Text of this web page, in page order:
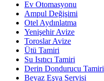
Ev Otomasyonu
Ampul Değişimi
Otel Aydınlatma
Yenişehir Avize
Toroslar Avize
Ütü Tamiri
Su Isıtıcı Tamiri
Derin Dondurucu Tamiri
Beyaz Eşya Servisi